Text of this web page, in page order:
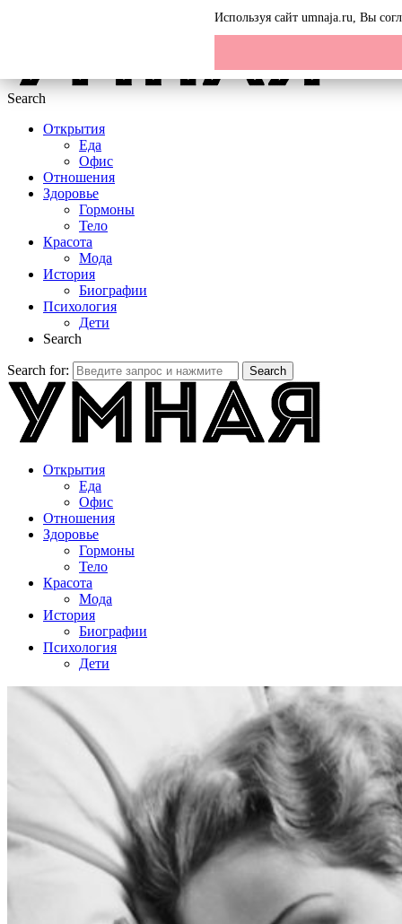
Search
Открытия
Еда
Офис
Отношения
Здоровье
Гормоны
Тело
Красота
Мода
История
Биографии
Психология
Дети
Search
Search for: Search
Открытия
Еда
Офис
Отношения
Здоровье
Гормоны
Тело
Красота
Мода
История
Биографии
Психология
Дети
Используя сайт umnaja.ru, Вы